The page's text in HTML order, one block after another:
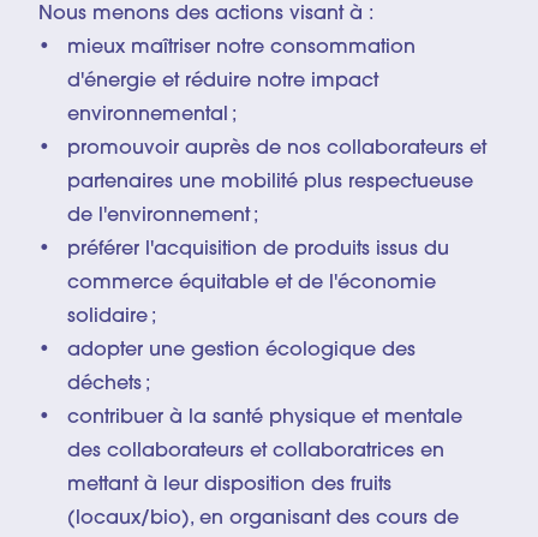
Nous menons des actions visant à :
mieux maîtriser notre consommation
d'énergie et réduire notre impact
environnemental ;
promouvoir auprès de nos collaborateurs et
partenaires une mobilité plus respectueuse
de l'environnement ;
préférer l'acquisition de produits issus du
commerce équitable et de l'économie
solidaire ;
adopter une gestion écologique des
déchets ;
contribuer à la santé physique et mentale
des collaborateurs et collaboratrices en
mettant à leur disposition des fruits
(locaux/bio), en organisant des cours de